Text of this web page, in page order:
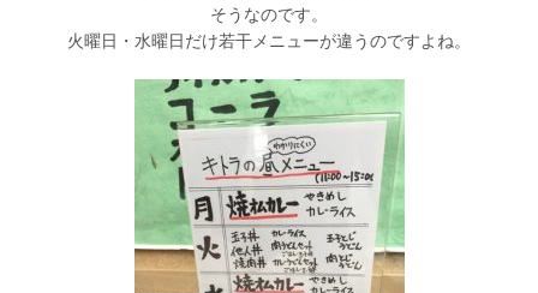
そうなのです。
火曜日・水曜日だけ若干メニューが違うのですよね。